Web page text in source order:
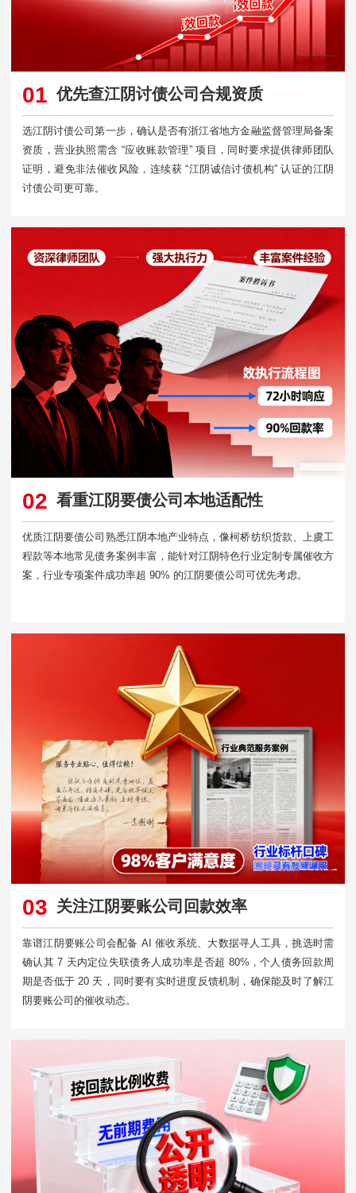
01 优先查江阴讨债公司合规资质
选江阴讨债公司第一步，确认是否有浙江省地方金融监督管理局备案
资质，营业执照需含 “应收账款管理” 项目，同时要求提供律师团队
证明，避免非法催收风险，连续获 “江阴诚信讨债机构” 认证的江阴
讨债公司更可靠。​
02 看重江阴要债公司本地适配性
优质江阴要债公司熟悉江阴本地产业特点，像柯桥纺织货款、上虞工
程款等本地常见债务案例丰富，能针对江阴特色行业定制专属催收方
案，行业专项案件成功率超 90% 的江阴要债公司可优先考虑。
03 关注江阴要账公司回款效率
靠谱江阴要账公司会配备 AI 催收系统、大数据寻人工具，挑选时需
确认其 7 天内定位失联债务人成功率是否超 80%，个人债务回款周
期是否低于 20 天，同时要有实时进度反馈机制，确保能及时了解江
阴要账公司的催收动态。​